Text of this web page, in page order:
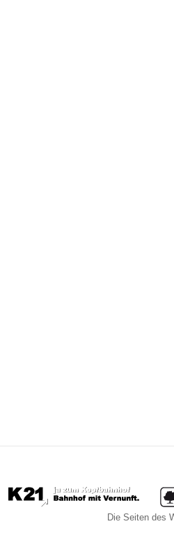
Die Seiten des